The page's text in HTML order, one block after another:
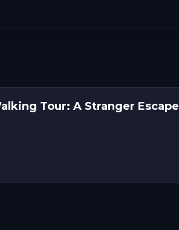
Tour: A Stranger Escape